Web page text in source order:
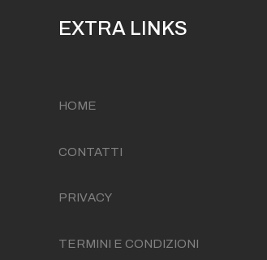
EXTRA LINKS
HOME
CONTATTI
PRIVACY
TERMINI E CONDIZIONI